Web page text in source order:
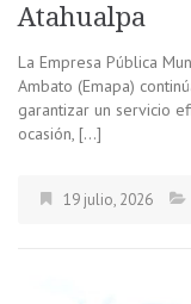
Atahualpa
La Empresa Pública
Ambato (Emapa)
garantizar un servicio
ocasión, […]
19 julio, 2026